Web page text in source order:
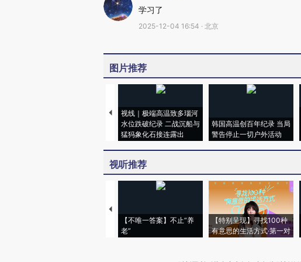
学习了
2025-12-04 16:54 · 北京
图片推荐
视线｜极端高温致多瑙河
水位跌破纪录 二战沉船与
猛犸象化石接连露出
韩国高温创百年纪录 当局
警告停止一切户外活动
视听推荐
【不唯一答案】不止“养
老”
【特别呈现】寻找100种
有意思的生活方式·第一对